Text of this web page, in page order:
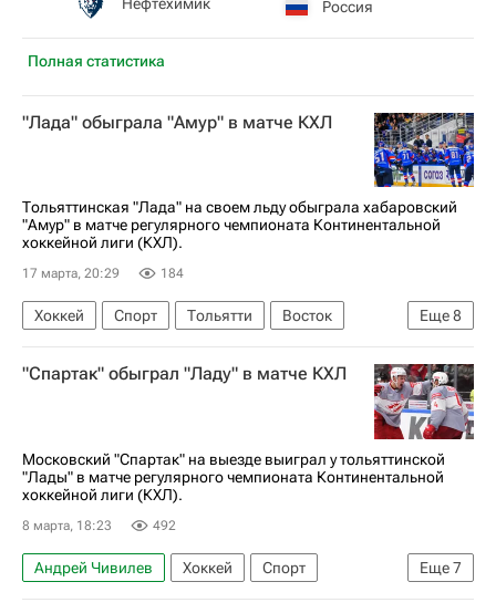
Полная статистика
Россия
"Лада" обыграла "Амур" в матче КХЛ
Тольяттинская "Лада" на своем льду обыграла хабаровский
"Амур" в матче регулярного чемпионата Континентальной
хоккейной лиги (КХЛ).
17 марта, 20:29 184
Еще8
Хоккей Спорт Тольятти
Восток
Анонсы и трансляции матчей
Андрей Обидин
Олег Ли
Кирилл Ураков
Торпедо
"Спартак" обыграл "Ладу" в матче КХЛ
Московский "Спартак" на выезде выиграл у тольяттинской
"Лады" в матче регулярного чемпионата Континентальной
хоккейной лиги (КХЛ).
8 марта, 18:23 492
Еще7
Андрей Чивилев Хоккей
Спорт
Александр Беляев
Герман Рубцов